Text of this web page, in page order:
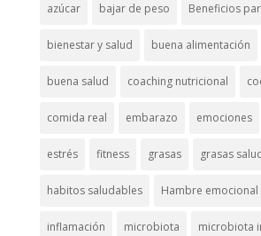
azúcar bajar de peso Beneficios
bienestar y salud buena alimentación
buena salud coaching nutricional
comida real embarazo emociones
estrés fitness grasas grasas
habitos saludables Hambre emocional
inflamación microbiota microbiota